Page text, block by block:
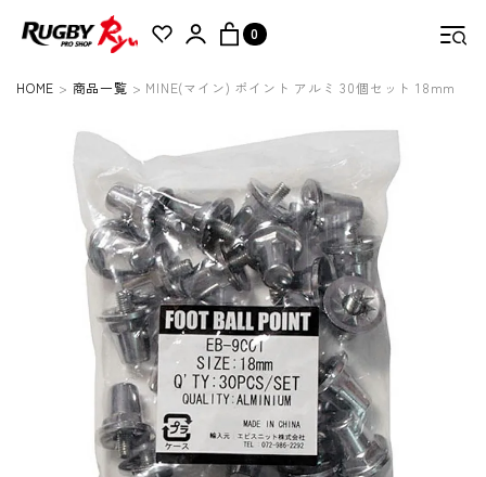
0
HOME 商品一覧 MINE(マイン) ポイント アルミ 30個セット 18mm